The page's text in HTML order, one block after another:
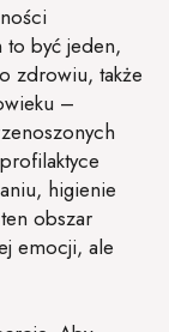
być jeden,
zdrowiu, także
–
higienie
obszar
emocji, ale